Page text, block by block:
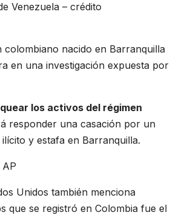
Venezuela – crédito
nacido en Barranquilla
en una investigación expuesta por
los activos del régimen
responder una casación por un
y estafa en Barranquilla.
Unidos también menciona
que se registró en Colombia fue el